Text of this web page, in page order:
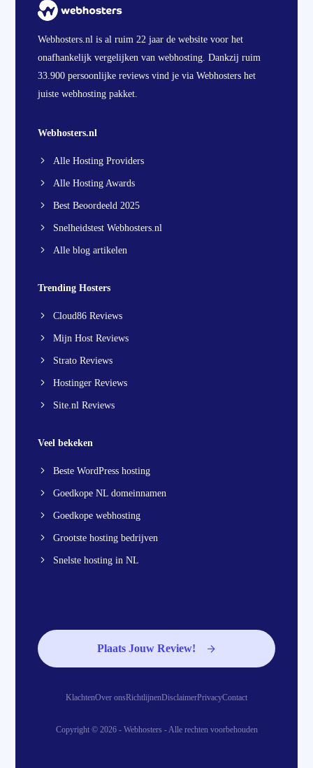
Webhosters.nl is al ruim 22 jaar de website voor het
onafhankelijk vergelijken van webhosting. Dankzij ruim
33.900 persoonlijke reviews vind je via Webhosters het
juiste webhosting pakket.
Webhosters.nl
Alle Hosting Providers
Alle Hosting Awards
Best Beoordeeld 2025
Snelheidstest Webhosters.nl
Alle blog artikelen
Trending Hosters
Cloud86 Reviews
Mijn Host Reviews
Strato Reviews
Hostinger Reviews
Site.nl Reviews
Veel bekeken
Beste WordPress hosting
Goedkope NL domeinnamen
Goedkope webhosting
Grootste hosting bedrijven
Snelste hosting in NL
Copyright © 2026 - Webhosters - Alle rechten voorbehouden
KlachtenOver onsRichtlijnenDisclaimerPrivacyContact
Plaats Jouw Review!